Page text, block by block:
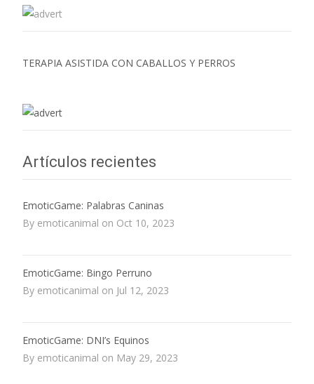
TERAPIA ASISTIDA CON CABALLOS Y PERROS
Artículos recientes
EmoticGame: Palabras Caninas
By emoticanimal on Oct 10, 2023
EmoticGame: Bingo Perruno
By emoticanimal on Jul 12, 2023
EmoticGame: DNI’s Equinos
By emoticanimal on May 29, 2023